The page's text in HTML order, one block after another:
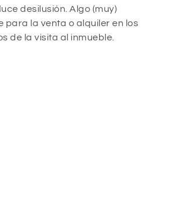
desilusión. Algo (muy)
la venta o alquiler en los
de la visita al inmueble.